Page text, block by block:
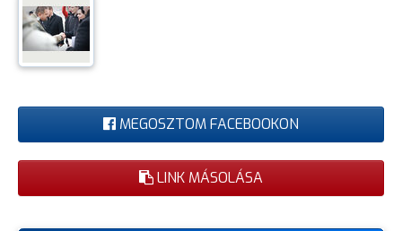
MEGOSZTOM FACEBOOKON
LINK MÁSOLÁSA